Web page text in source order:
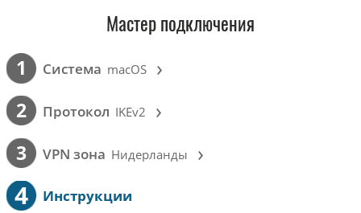
Мастер подключения
1 Cистема macOS ›
2 Протокол IKEv2 ›
3 VPN зона Нидерланды ›
4 Инструкции